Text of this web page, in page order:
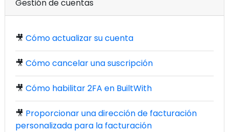
Gestión de cuentas
🎥 Cómo actualizar su cuenta
🎥 Cómo cancelar una suscripción
🎥 Cómo habilitar 2FA en BuiltWith
🎥 Proporcionar una dirección de facturación
personalizada para la facturación